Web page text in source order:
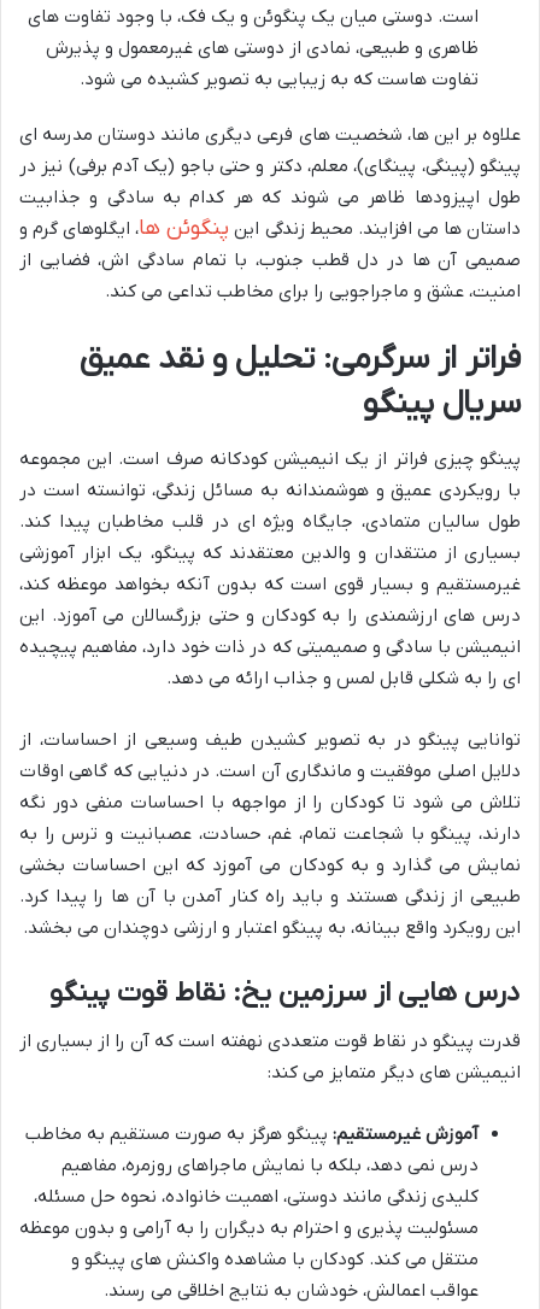
است. دوستی میان یک پنگوئن و یک فک، با وجود تفاوت های
ظاهری و طبیعی، نمادی از دوستی های غیرمعمول و پذیرش
تفاوت هاست که به زیبایی به تصویر کشیده می شود.
علاوه بر این ها، شخصیت های فرعی دیگری مانند دوستان مدرسه ای
پینگو (پینگی، پینگای)، معلم، دکتر و حتی باجو (یک آدم برفی) نیز در
طول اپیزودها ظاهر می شوند که هر کدام به سادگی و جذابیت
داستان ها می افزایند. محیط زندگی این پنگوئن ها، ایگلوهای گرم و
صمیمی آن ها در دل قطب جنوب، با تمام سادگی اش، فضایی از
امنیت، عشق و ماجراجویی را برای مخاطب تداعی می کند.
فراتر از سرگرمی: تحلیل و نقد عمیق
سریال پینگو
پینگو چیزی فراتر از یک انیمیشن کودکانه صرف است. این مجموعه
با رویکردی عمیق و هوشمندانه به مسائل زندگی، توانسته است در
طول سالیان متمادی، جایگاه ویژه ای در قلب مخاطبان پیدا کند.
بسیاری از منتقدان و والدین معتقدند که پینگو، یک ابزار آموزشی
غیرمستقیم و بسیار قوی است که بدون آنکه بخواهد موعظه کند،
درس های ارزشمندی را به کودکان و حتی بزرگسالان می آموزد. این
انیمیشن با سادگی و صمیمیتی که در ذات خود دارد، مفاهیم پیچیده
ای را به شکلی قابل لمس و جذاب ارائه می دهد.
توانایی پینگو در به تصویر کشیدن طیف وسیعی از احساسات، از
دلایل اصلی موفقیت و ماندگاری آن است. در دنیایی که گاهی اوقات
تلاش می شود تا کودکان را از مواجهه با احساسات منفی دور نگه
دارند، پینگو با شجاعت تمام، غم، حسادت، عصبانیت و ترس را به
نمایش می گذارد و به کودکان می آموزد که این احساسات بخشی
طبیعی از زندگی هستند و باید راه کنار آمدن با آن ها را پیدا کرد.
این رویکرد واقع بینانه، به پینگو اعتبار و ارزشی دوچندان می بخشد.
درس هایی از سرزمین یخ: نقاط قوت پینگو
قدرت پینگو در نقاط قوت متعددی نهفته است که آن را از بسیاری از
انیمیشن های دیگر متمایز می کند:
آموزش غیرمستقیم: پینگو هرگز به صورت مستقیم به مخاطب
درس نمی دهد، بلکه با نمایش ماجراهای روزمره، مفاهیم
کلیدی زندگی مانند دوستی، اهمیت خانواده، نحوه حل مسئله،
مسئولیت پذیری و احترام به دیگران را به آرامی و بدون موعظه
منتقل می کند. کودکان با مشاهده واکنش های پینگو و
عواقب اعمالش، خودشان به نتایج اخلاقی می رسند.